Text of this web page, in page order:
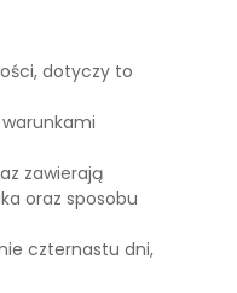
dotyczy to
zawierają
oraz sposobu
czternastu dni,